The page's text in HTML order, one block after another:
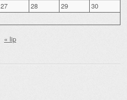
27 28 29
30
« lip